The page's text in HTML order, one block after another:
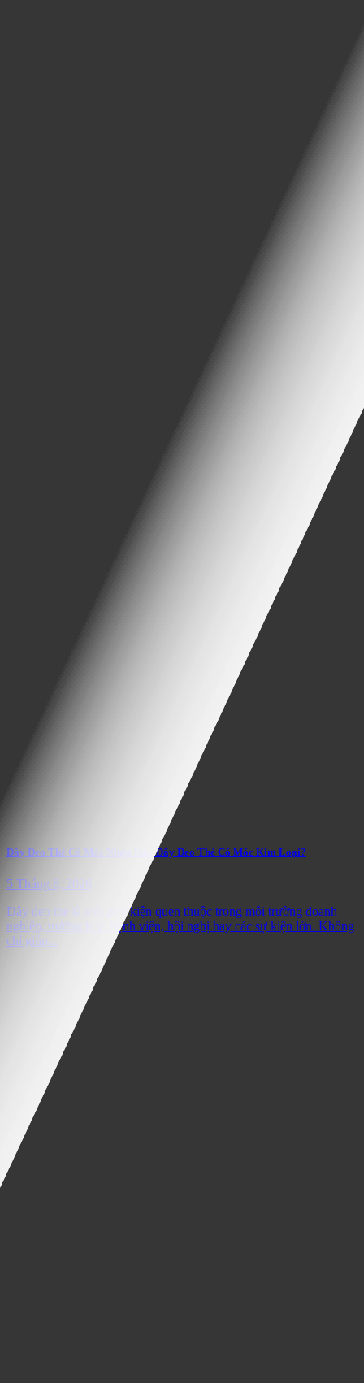
Dây Đeo Thẻ Có Móc Nhựa Hay Dây Đeo Thẻ Có Móc Kim Loại?
5 Tháng 8, 2026
Dây đeo thẻ là một phụ kiện quen thuộc trong môi trường doanh
nghiệp, trường học, bệnh viện, hội nghị hay các sự kiện lớn. Không
chỉ giúp...